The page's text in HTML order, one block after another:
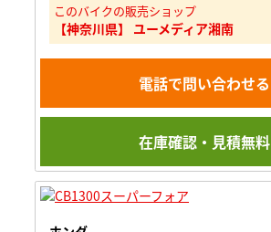
このバイクの販売ショップ
【神奈川県】 ユーメディア湘南
電話で問い合わせる
在庫確認・見積無料